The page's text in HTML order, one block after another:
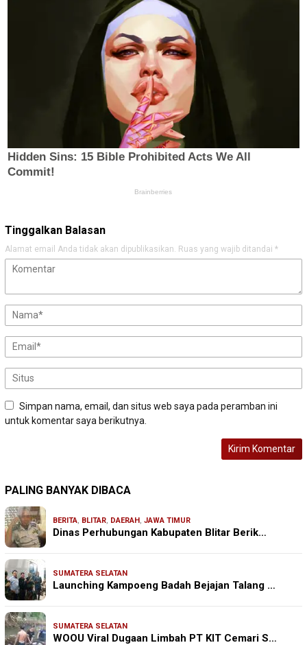
Tinggalkan Balasan
Alamat email Anda tidak akan dipublikasikan. Ruas yang wajib ditandai *
Simpan nama, email, dan situs web saya pada peramban ini
untuk komentar saya berikutnya.
PALING BANYAK DIBACA
BERITA, BLITAR, DAERAH, JAWA TIMUR
Dinas Perhubungan Kabupaten Blitar Berik…
SUMATERA SELATAN
Launching Kampoeng Badah Bejajan Talang …
SUMATERA SELATAN
WOOU Viral Dugaan Limbah PT KIT Cemari S…